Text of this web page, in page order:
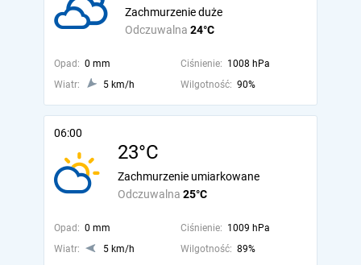
Odczuwalna 24°C
Zachmurzenie duże
Opad: 0 mm Ciśnienie: 1008 hPa
Wiatr:
5 km/h Wilgotność: 90%
06:00
23°C
Odczuwalna 25°C
Zachmurzenie umiarkowane
Opad: 0 mm Ciśnienie: 1009 hPa
Wiatr:
5 km/h Wilgotność: 89%